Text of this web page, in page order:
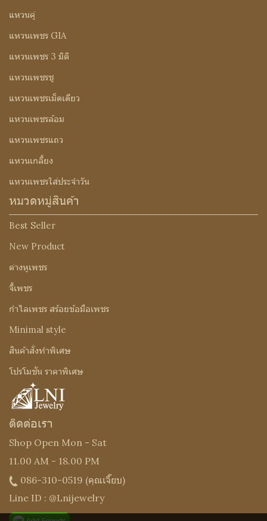
แหวนคู่
แหวนเพชร GIA
แหวนเพชร 3 มิติ
แหวนเพชรชู
แหวนเพชรเม็ดเดียว
แหวนเพชรล้อม
แหวนเพชรแถว
แหวนเกลี้ยง
แหวนเพชรใส่ประจำวัน
หมวดหมู่สินค้า
Best Seller
New Product
ต่างหูเพชร
จี้เพชร
กำไลเพชร สร้อยข้อมือเพชร
Minimal style
สินค้าสั่งทำพิเศษ
โปรโมชั่น ราคาพิเศษ
ติดต่อเรา
Shop Open Mon - Sat
11.00 AM - 18.00 PM
086-310-0519 (คุณเจี๊ยบ)
Line ID : @Lnijewelry